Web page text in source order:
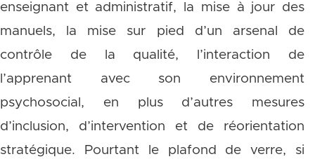
enseignant et administratif, la mise à jour des
manuels, la mise sur pied d’un arsenal de
contrôle de la qualité, l’interaction de
l’apprenant avec son environnement
psychosocial, en plus d’autres mesures
d’inclusion, d’intervention et de réorientation
stratégique. Pourtant le plafond de verre, si